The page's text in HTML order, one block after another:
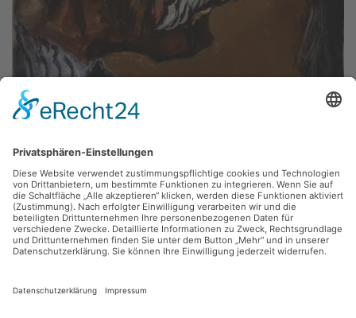
Fritz Keller,o. T.
Gouache, 37.5 x 50 cm, Inv.: A-01300
zurück
Bitte schreiben Sie an sammlung@kunsthuette.de